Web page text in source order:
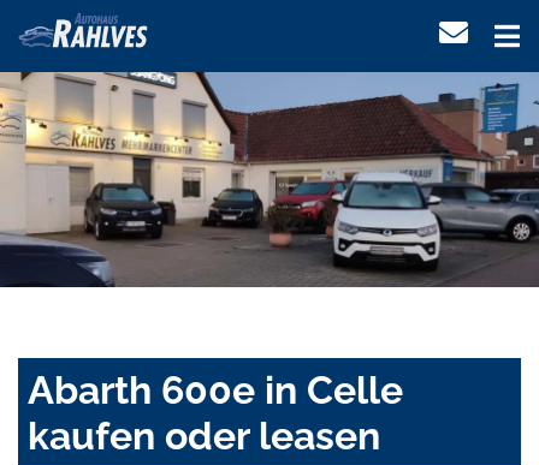
Abarth 600e in Celle
kaufen oder leasen